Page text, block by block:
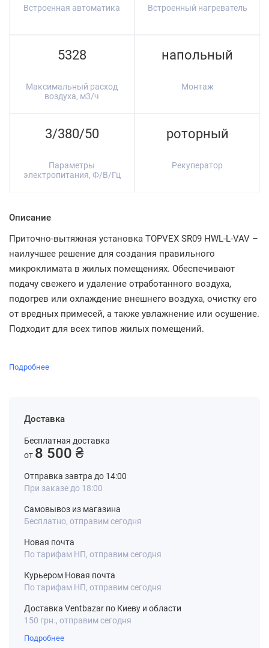
Встроенная автоматика Встроенный нагреватель
5328
Максимальный расход
воздуха, м3/ч
напольный
Монтаж
3/380/50
Параметры
электропитания, Ф/В/Гц
роторный
Рекуператор
Описание
Приточно-вытяжная установка TOPVEX SR09 HWL-L-VAV –
наилучшее решение для создания правильного
микроклимата в жилых помещениях. Обеспечивают
подачу свежего и удаление отработанного воздуха,
подогрев или охлаждение внешнего воздуха, очистку его
от вредных примесей, а также увлажнение или осушение.
Подходит для всех типов жилых помещений.
Подробнее
Доставка
Бесплатная доставка
от 8 500 ₴
Отправка завтра до 14:00
При заказе до 18:00
Самовывоз из магазина
Бесплатно, отправим сегодня
Новая почта
По тарифам НП, отправим сегодня
Курьером Новая почта
По тарифам НП, отправим сегодня
Доставка Ventbazar по Киеву и области
150 грн., отправим сегодня
Подробнее